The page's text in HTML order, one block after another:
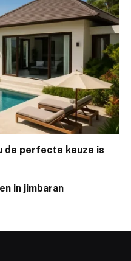
de perfecte keuze is
in jimbaran